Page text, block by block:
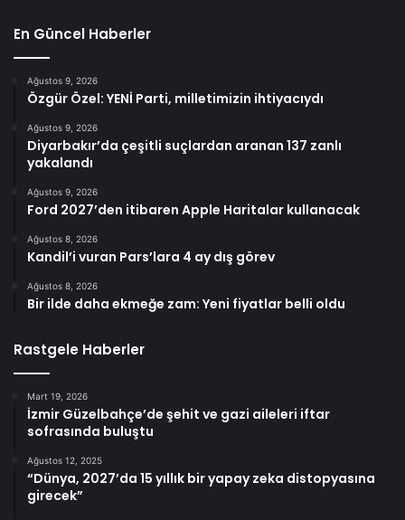
En Güncel Haberler
Ağustos 9, 2026
Özgür Özel: YENİ Parti, milletimizin ihtiyacıydı
Ağustos 9, 2026
Diyarbakır’da çeşitli suçlardan aranan 137 zanlı
yakalandı
Ağustos 9, 2026
Ford 2027’den itibaren Apple Haritalar kullanacak
Ağustos 8, 2026
Kandil’i vuran Pars’lara 4 ay dış görev
Ağustos 8, 2026
Bir ilde daha ekmeğe zam: Yeni fiyatlar belli oldu
Rastgele Haberler
Mart 19, 2026
İzmir Güzelbahçe’de şehit ve gazi aileleri iftar
sofrasında buluştu
Ağustos 12, 2025
“Dünya, 2027’da 15 yıllık bir yapay zeka distopyasına
girecek”